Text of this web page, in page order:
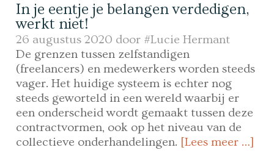
In je eentje je belangen verdedigen,
werkt niet!
26 augustus 2020 door #Lucie Hermant
De grenzen tussen zelfstandigen
(freelancers) en medewerkers worden steeds
vager. Het huidige systeem is echter nog
steeds geworteld in een wereld waarbij er
een onderscheid wordt gemaakt tussen deze
contractvormen, ook op het niveau van de
collectieve onderhandelingen. [Lees meer …]